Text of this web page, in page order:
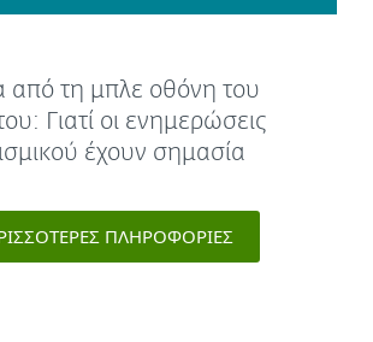
από τη μπλε οθόνη του
Γιατί οι ενημερώσεις
έχουν σημασία
ΠΛΗΡΟΦΟΡΊΕΣ